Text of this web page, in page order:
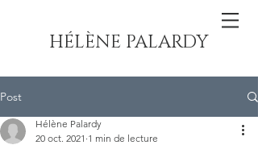
HÉLÈNE PALARDY
Post
Hélène Palardy
20 oct. 2021 1 min de lecture